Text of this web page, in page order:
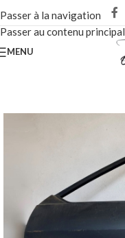
Passer à la navigation
Passer au contenu principal
MENU